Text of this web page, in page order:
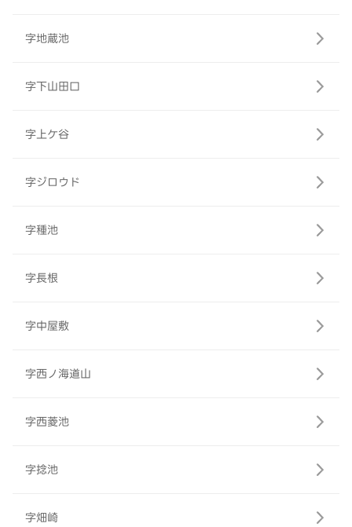
字地蔵池
字下山田口
字上ケ谷
字ジロウド
字種池
字長根
字中屋敷
字西ノ海道山
字西菱池
字捻池
字畑崎